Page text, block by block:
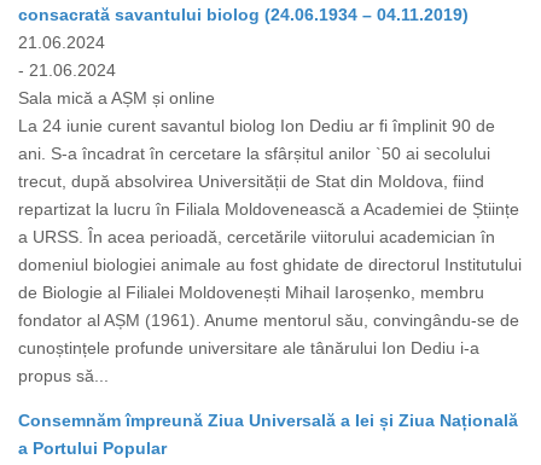
consacrată savantului biolog (24.06.1934 – 04.11.2019)
21.06.2024
- 21.06.2024
Sala mică a AȘM și online
La 24 iunie curent savantul biolog Ion Dediu ar fi împlinit 90 de
ani. S-a încadrat în cercetare la sfârșitul anilor `50 ai secolului
trecut, după absolvirea Universității de Stat din Moldova, fiind
repartizat la lucru în Filiala Moldovenească a Academiei de Științe
a URSS. În acea perioadă, cercetările viitorului academician în
domeniul biologiei animale au fost ghidate de directorul Institutului
de Biologie al Filialei Moldovenești Mihail Iaroșenko, membru
fondator al AȘM (1961). Anume mentorul său, convingându-se de
cunoștințele profunde universitare ale tânărului Ion Dediu i-a
propus să...
Consemnăm împreună Ziua Universală a Iei și Ziua Națională
a Portului Popular